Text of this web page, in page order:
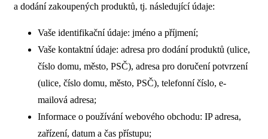
a dodání zakoupených produktů, tj. následující údaje:
Vaše identifikační údaje: jméno a příjmení;
Vaše kontaktní údaje: adresa pro dodání produktů (ulice,
číslo domu, město, PSČ), adresa pro doručení potvrzení
(ulice, číslo domu, město, PSČ), telefonní číslo, e-
mailová adresa;
Informace o používání webového obchodu: IP adresa,
zařízení, datum a čas přístupu;